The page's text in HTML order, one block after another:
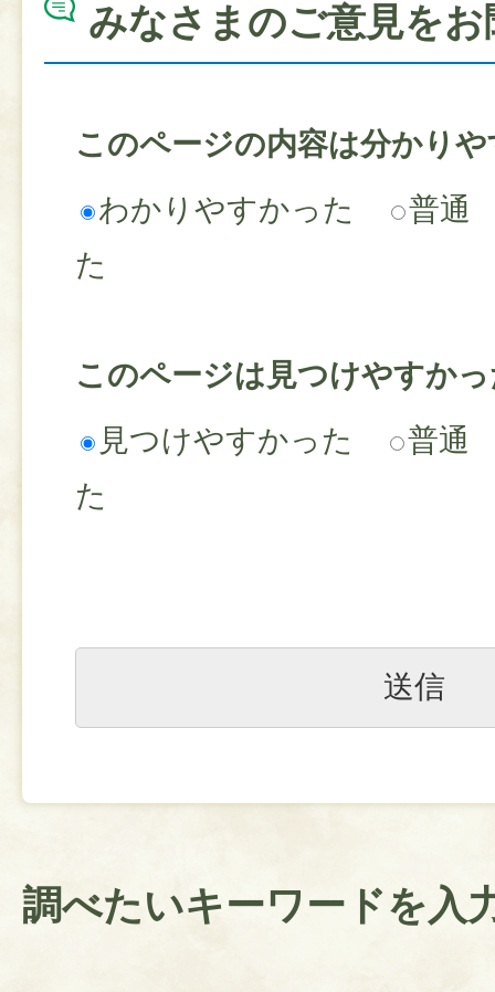
みなさまのご意見を
このページの内容は分かり
わかりやすかった
普通
た
このページは見つけやすか
見つけやすかった
普通
た
調べたいキーワードを入